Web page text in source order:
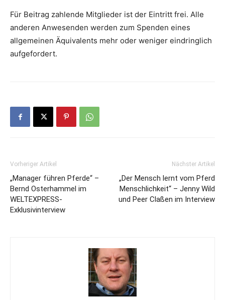
Für Beitrag zahlende Mitglieder ist der Eintritt frei. Alle
anderen Anwesenden werden zum Spenden eines
allgemeinen Äquivalents mehr oder weniger eindringlich
aufgefordert.
Vorheriger Artikel
„Manager führen Pferde“ –
Bernd Osterhammel im
WELTEXPRESS-
Exklusivinterview
Nächster Artikel
„Der Mensch lernt vom Pferd
Menschlichkeit“ – Jenny Wild
und Peer Claßen im Interview